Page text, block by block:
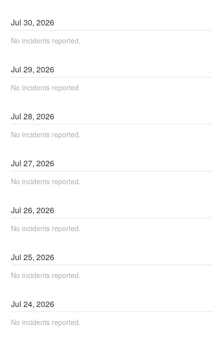
Jul30,2026
No incidents reported.
Jul29,2026
No incidents reported.
Jul28,2026
No incidents reported.
Jul27,2026
No incidents reported.
Jul26,2026
No incidents reported.
Jul25,2026
No incidents reported.
Jul24,2026
No incidents reported.